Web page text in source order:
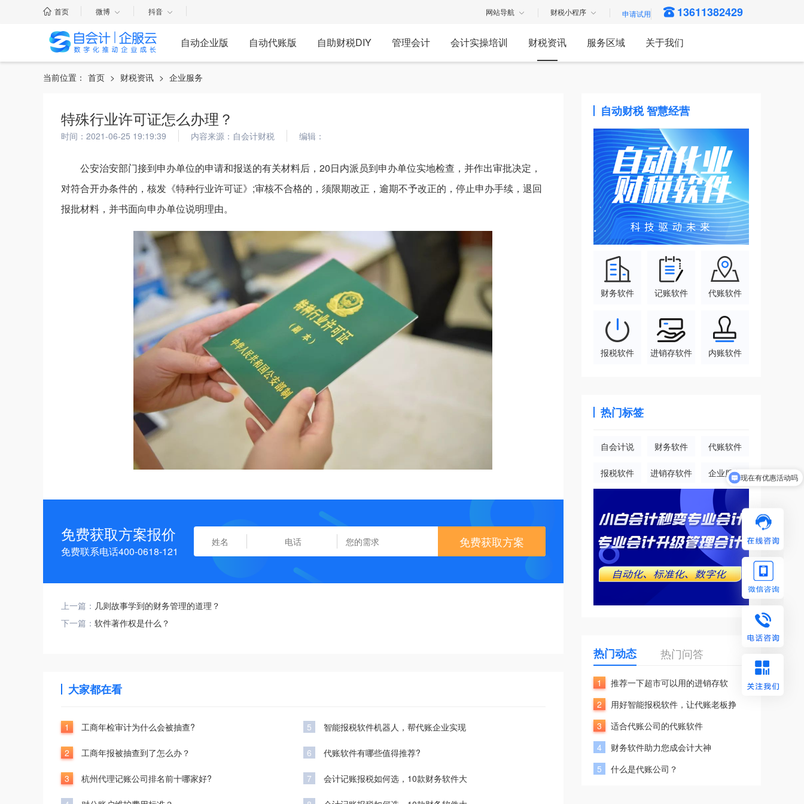
首页 微博 抖音 网站导航 财税小程序 13611382429
自动企业版 自动代账版 自助财税DIY 管理会计 会计实操培训 财税资讯 服务区域 关于我们
当前位置： 首页 > 财税资讯 > 企业服务
特殊行业许可证怎么办理？
时间：2021-06-25 19:19:39 内容来源：自会计财税 编辑：
公安治安部门接到申办单位的申请和报送的有关材料后，20日内派员到申办单位实地检查，并作出审批决定，
对符合开办条件的，核发《特种行业许可证》;审核不合格的，须限期改正，逾期不予改正的，停止申办手续，退回
报批材料，并书面向申办单位说明理由。
免费获取方案报价
免费联系电话400-0618-121
免费获取方案
上一篇： 几则故事学到的财务管理的道理？
下一篇： 软件著作权是什么？
大家都在看
1 工商年检审计为什么会被抽查?
2 工商年报被抽查到了怎么办？
3 杭州代理记账公司排名前十哪家好?
5 智能报税软件机器人，帮代账企业实现
6 代账软件有哪些值得推荐?
7 会计记账报税如何选，10款财务软件大
自动财税 智慧经营
财务软件 记账软件 代账软件
报税软件 进销存软件 内账软件
热门标签
自会计说 财务软件 代账软件
报税软件 进销存软件 企业服务
热门动态 热门问答
1
推荐一下超市可以用的进销存软
2
用好智能报税软件，让代账老板挣
3
适合代账公司的代账软件
4
财务软件助力您成会计大神
5
什么是代账公司？
现在有优惠活动吗